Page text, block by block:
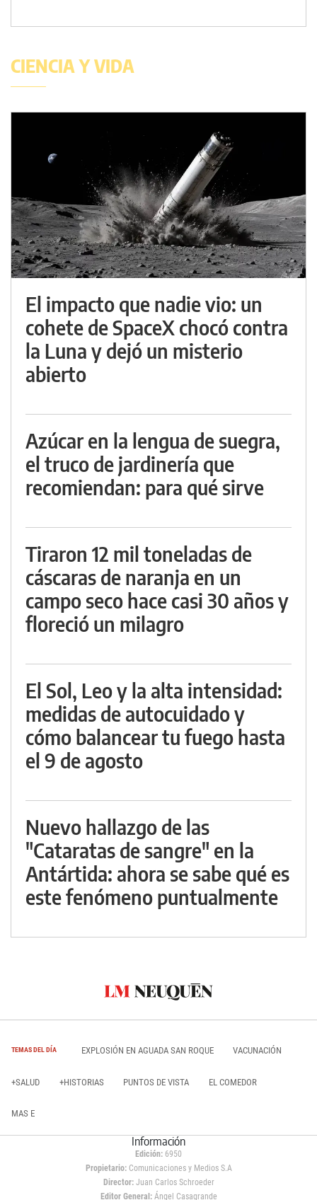
CIENCIA Y VIDA
El impacto que nadie vio: un
cohete de SpaceX chocó contra
la Luna y dejó un misterio
abierto
Azúcar en la lengua de suegra,
el truco de jardinería que
recomiendan: para qué sirve
Tiraron 12 mil toneladas de
cáscaras de naranja en un
campo seco hace casi 30 años y
floreció un milagro
El Sol, Leo y la alta intensidad:
medidas de autocuidado y
cómo balancear tu fuego hasta
el 9 de agosto
Nuevo hallazgo de las
"Cataratas de sangre" en la
Antártida: ahora se sabe qué es
este fenómeno puntualmente
TEMAS DEL DÍA EXPLOSIÓN EN AGUADA SAN ROQUE VACUNACIÓN
+SALUD +HISTORIAS PUNTOS DE VISTA EL COMEDOR
MAS E
Información
Edición: 6950
Propietario:Comunicaciones y Medios S.A
Director: Juan Carlos Schroeder
Editor General:Ángel Casagrande